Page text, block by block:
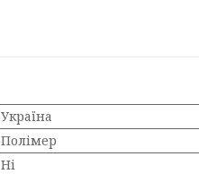
Україна
Полімер
Ні